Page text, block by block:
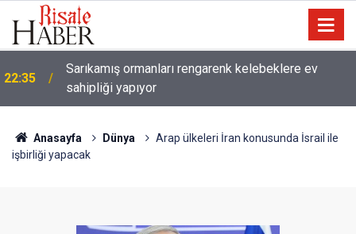
22:35
Sarıkamış ormanları rengarenk kelebeklere ev
sahipliği yapıyor
Anasayfa Dünya
Arap ülkeleri İran konusunda İsrail ile
işbirliği yapacak